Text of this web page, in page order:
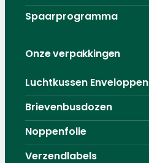
Spaarprogramma
Onze verpakkingen
Luchtkussen Enveloppen
Brievenbusdozen
Noppenfolie
Verzendlabels